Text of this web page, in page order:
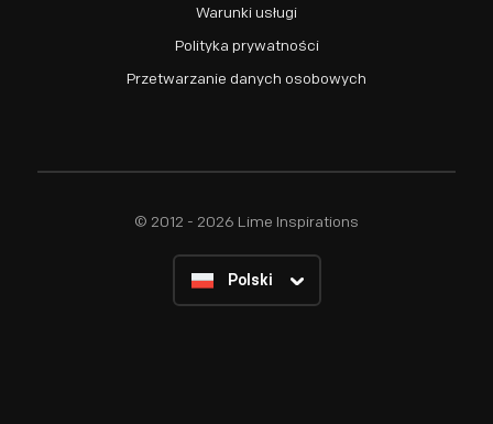
Warunki usługi
Polityka prywatności
Przetwarzanie danych osobowych
© 2012 - 2026 Lime Inspirations
Polski